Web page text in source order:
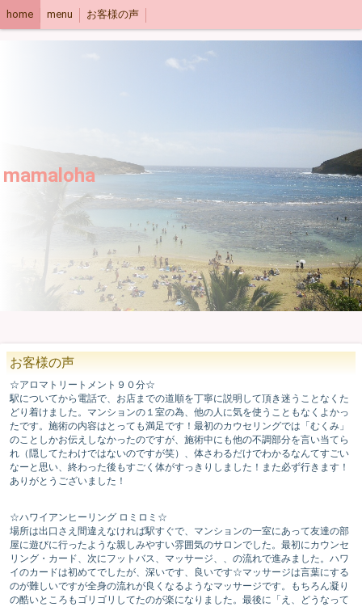
home menu お客様の声
mamaloha
お客様の声
☆アロマトリートメント９０分☆
駅についてから電話で、お店までの道順を丁寧に説明して頂き迷うことなくた
どり着けました。マンションの１室の為、他の人に気を使うこともなくよかっ
たです。施術の内容はとっても満足です！最初のカウセリングでは「むくみ」
のことしかお伝えしなかったのですが、施術中にも他の不調部分を言い当てら
れ（隠してたわけではないのですが笑）、体さわるだけでわかるなんてすごい
なーと思い、終わった後もすごく体がすっきりしました！また必ず行きます！
ありがとうございました！
☆ハワイアンヒーリング ロミロミ☆
場所は出口さえ間違えなければ駅すぐで、マンションの一室にあって友達の部
屋に遊びに行ったような親しみやすい雰囲気のサロンでした。最初にカウンセ
リング・カード、次にフットバス、マッサージ、、の流れで進みました。ハワ
イのカードは初めてでしたが、深いです、良いです☆マッサージは言葉にする
のが難しいですが全身の流れが良くなるようなマッサージです。もちろん凝り
の酷いところもゴリゴリしてたのが楽になりました。最後に「え、どうなって